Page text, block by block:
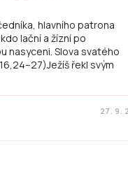
hlavního patrona
lační a žízní po
nasyceni. Slova svatého
řekl svým
27. 9.